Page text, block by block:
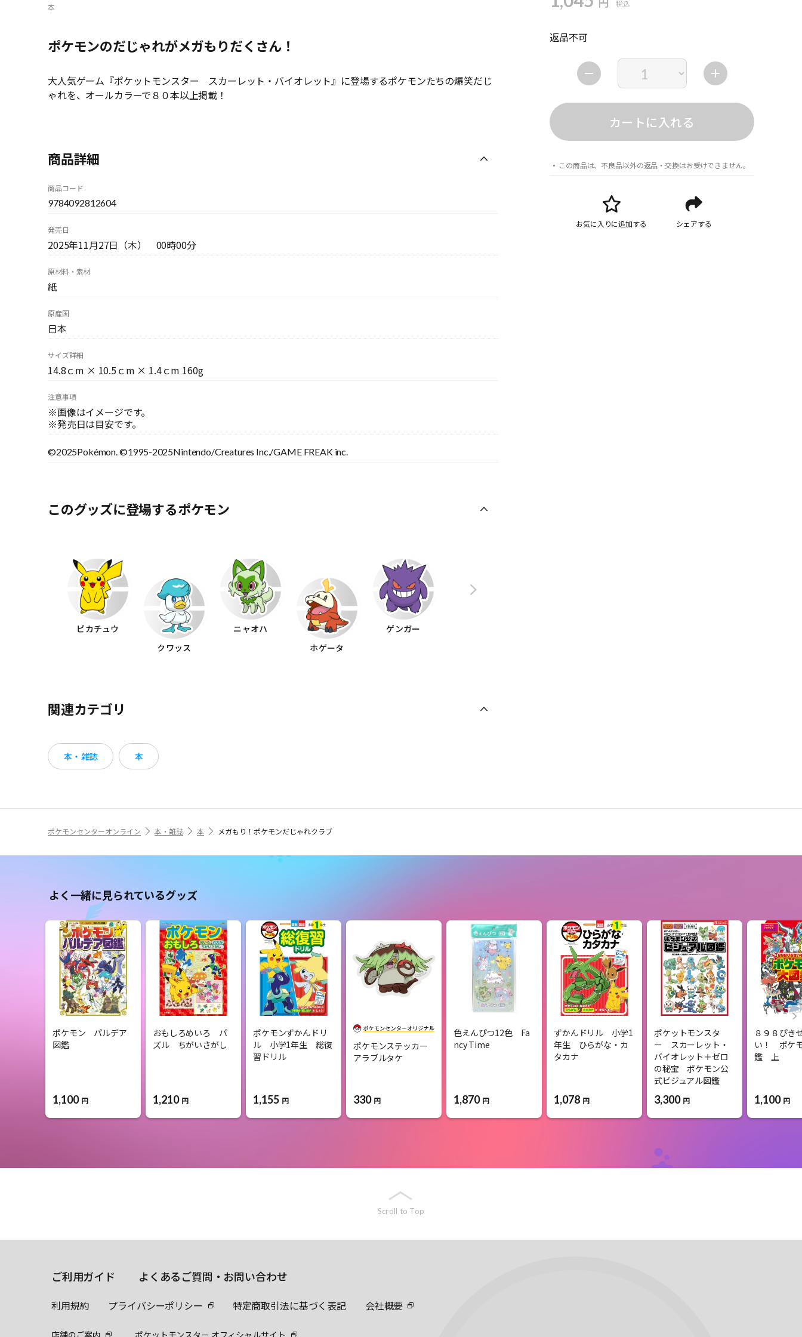
本 税込
返品不可
カートに入れる
この商品は、不良品以外の返品・交換はお受けできません。
お気に入りに追加する シェアする
ポケモンのだじゃれがメガもりだくさん！
大人気ゲーム『ポケットモンスター スカーレット・バイオレット』に登場するポケモンたちの爆笑だじ
ゃれを、オールカラーで８０本以上掲載！
商品詳細
商品コード
9784092812604
発売日
2025年11月27日（木） 00時00分
原材料・素材
紙
原産国
日本
サイズ詳細
14.8ｃm × 10.5ｃm × 1.4ｃm 160g
注意事項
※画像はイメージです。
※発売日は目安です。
©2025Pokémon. ©1995-2025Nintendo/Creatures Inc./GAME FREAK inc.
このグッズに登場するポケモン
ピカチュウ
クワッス
ニャオハ
ホゲータ
ゲンガー
関連カテゴリ
本・雑誌 本
ポケモンセンターオンライン 本・雑誌 本 メガもり！ポケモンだじゃれクラブ
よく一緒に見られているグッズ
ポケモン パルデア
図鑑
1,100 円
おもしろめいろ パ
ズル ちがいさがし
1,210 円
ポケモンずかんドリ
ル 小学1年生 総復
習ドリル
1,155 円
ポケモンステッカー
アラブルタケ
330 円
色えんぴつ12色 Fa
ncy Time
1,870 円
ずかんドリル 小学1
年生 ひらがな・カ
タカナ
1,078 円
ポケットモンスタ
ー スカーレット・
バイオレット＋ゼロ
の秘宝 ポケモン公
式ビジュアル図鑑
3,300 円
８９８ぴき
い！ ポケ
鑑 上
1,100 円
Scroll to Top
ご利用ガイド よくあるご質問・お問い合わせ
利用規約 プライバシーポリシー 特定商取引法に基づく表記 会社概要
店舗のご案内 ポケットモンスター オフィシャルサイト